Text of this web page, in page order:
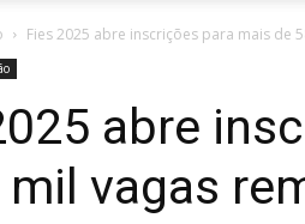
Fies 2025 abre inscrições para mais de
abre
mil vagas